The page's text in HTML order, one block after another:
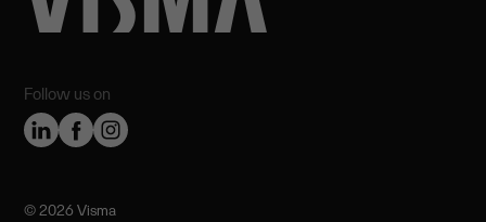
Follow us on
©️ 2026 Visma